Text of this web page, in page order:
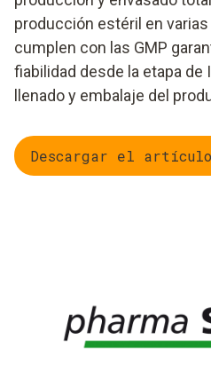
producción estéril en
cumplen con las GMP
fiabilidad desde la etapa de
llenado y embalaje del
Descargar el artículo